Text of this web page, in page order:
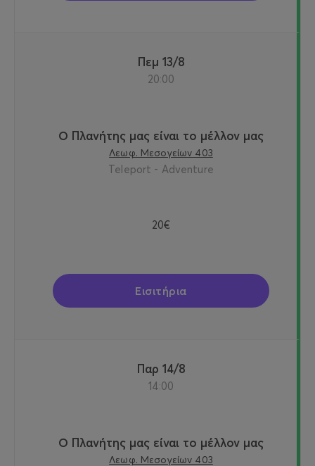
Πεμ 13/8
20:00
Ο Πλανήτης μας είναι το μέλλον μας
Λεωφ. Μεσογείων 403
Teleport - Adventure
20€
Εισιτήρια
Παρ 14/8
14:00
Ο Πλανήτης μας είναι το μέλλον μας
Λεωφ. Μεσογείων 403